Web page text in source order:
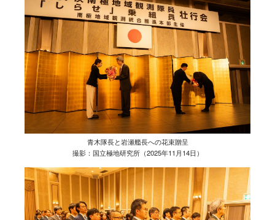
青木隊長と岩瀬艦長への花束贈呈
撮影：国立極地研究所（2025年11月14日）